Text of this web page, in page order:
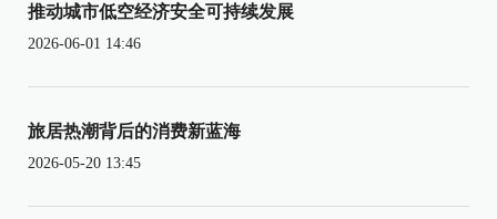
推动城市低空经济安全可持续发展
2026-06-01 14:46
旅居热潮背后的消费新蓝海
2026-05-20 13:45